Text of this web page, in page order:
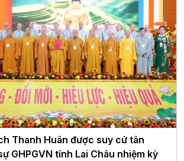
Thanh Huân được suy cử tân
GHPGVN tỉnh Lai Châu nhiệm kỳ